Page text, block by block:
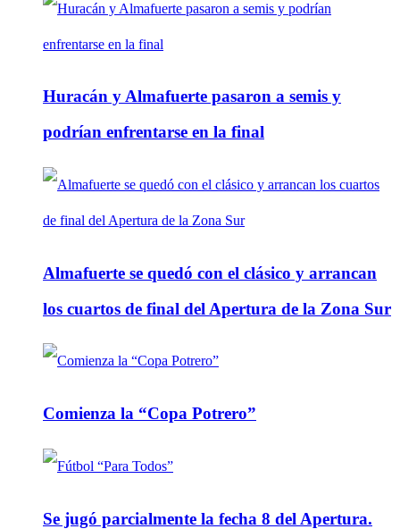
Huracán y Almafuerte pasaron a semis y
podrían enfrentarse en la final
Almafuerte se quedó con el clásico y arrancan
los cuartos de final del Apertura de la Zona Sur
Comienza la “Copa Potrero”
Se jugó parcialmente la fecha 8 del Apertura.